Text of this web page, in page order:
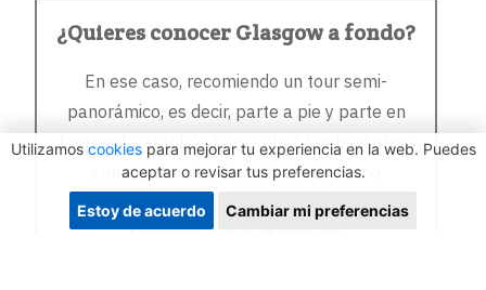
Utilizamos cookiespara mejorar tu experiencia en la web. Puedes
aceptar o revisar tus preferencias.
Estoy de acuerdo Cambiar mi preferencias
¿Quieres conocer Glasgow a fondo?
En ese caso, recomiendo un tour semi-
panorámico, es decir, parte a pie y parte en
furgoneta/autobús para cubrir también otras
zonas más alejadas del centro como
la Universidad de Glasgow, el museo
Kelvingrove o el estadio del